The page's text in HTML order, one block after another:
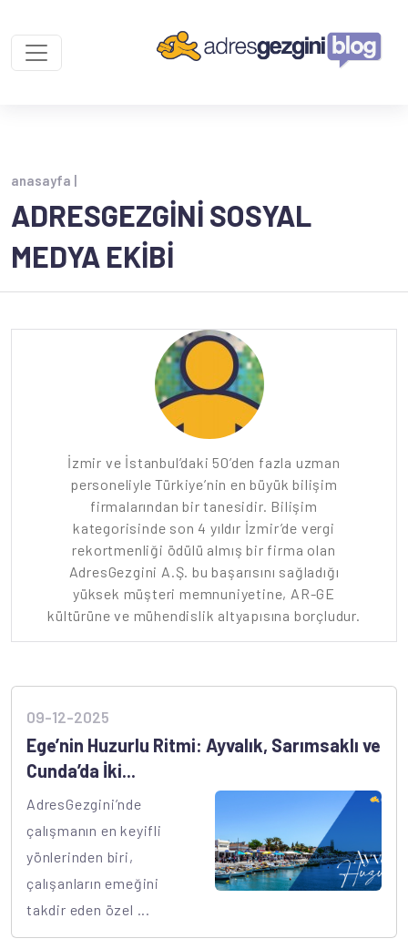
anasayfa |
ADRESGEZGINI SOSYAL
MEDYA EKIBI
İzmir ve İstanbul’daki 50’den fazla uzman
personeliyle Türkiye’nin en büyük bilişim
firmalarından bir tanesidir. Bilişim
kategorisinde son 4 yıldır İzmir’de vergi
rekortmenliği ödülü almış bir firma olan
AdresGezgini A.Ş. bu başarısını sağladığı
yüksek müşteri memnuniyetine, AR-GE
kültürüne ve mühendislik altyapısına borçludur.
09-12-2025
Ege’nin Huzurlu Ritmi: Ayvalık, Sarımsaklı ve
Cunda’da İki...
AdresGezgini’nde
çalışmanın en keyifli
yönlerinden biri,
çalışanların emeğini
takdir eden özel ...